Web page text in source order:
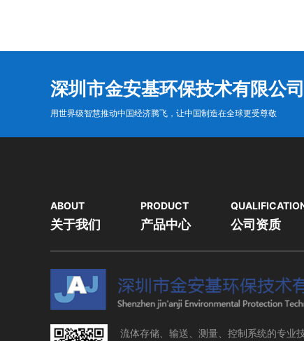
深圳市金安基环保技术有限公司
用世界级智慧推动中国经济腾飞，让中国制造在全球更受尊敬
ABOUT
关于我们
PRODUCT
产品中心 公司资质
流体存储、输送、测量、控制系统的专业